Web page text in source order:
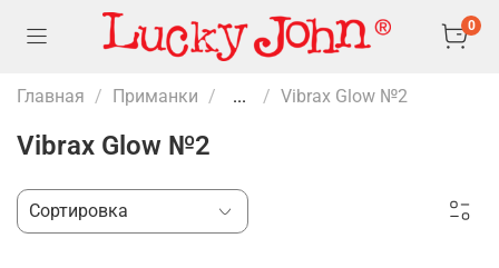
0
Главная Приманки ... Vibrax Glow №2
Vibrax Glow №2